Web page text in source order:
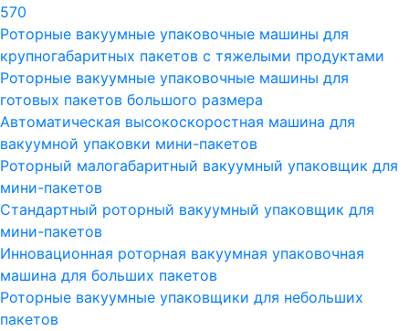
570
Роторные вакуумные упаковочные машины для
крупногабаритных пакетов с тяжелыми продуктами
Роторные вакуумные упаковочные машины для
готовых пакетов большого размера
Автоматическая высокоскоростная машина для
вакуумной упаковки мини-пакетов
Роторный малогабаритный вакуумный упаковщик для
мини-пакетов
Стандартный роторный вакуумный упаковщик для
мини-пакетов
Инновационная роторная вакуумная упаковочная
машина для больших пакетов
Роторные вакуумные упаковщики для небольших
пакетов